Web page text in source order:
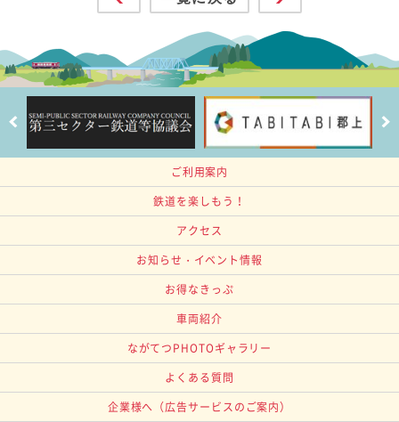
ご利用案内
鉄道を楽しもう！
アクセス
お知らせ・イベント情報
お得なきっぷ
車両紹介
ながてつPHOTOギャラリー
よくある質問
企業様へ （広告サービスのご案内）